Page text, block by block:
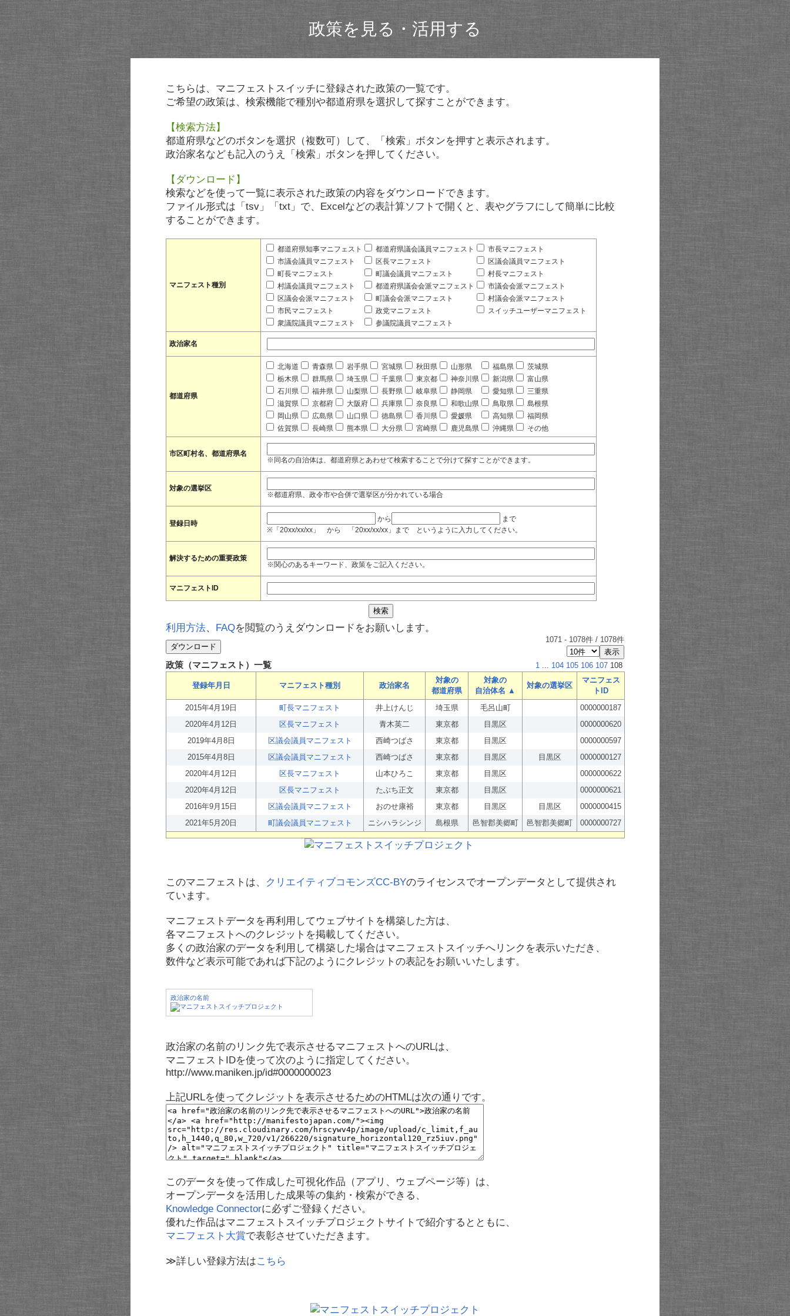
政策を見る・活用する
こちらは、マニフェストスイッチに登録された政策の一覧です。
ご希望の政策は、検索機能で種別や都道府県を選択して探すことができます。
【検索方法】
都道府県などのボタンを選択（複数可）して、「検索」ボタンを押すと表示されます。
政治家名なども記入のうえ「検索」ボタンを押してください。
【ダウンロード】
検索などを使って一覧に表示された政策の内容をダウンロードできます。
ファイル形式は「tsv」「txt」で、Excelなどの表計算ソフトで開くと、表やグラフにして簡単に比較
することができます。
マニフェスト種別
都道府県知事マニフェスト 都道府県議会議員マニフェスト
市長マニフェスト
市議会議員マニフェスト
区長マニフェスト
区議会議員マニフェスト
町長マニフェスト
町議会議員マニフェスト
村長マニフェスト
村議会議員マニフェスト
都道府県議会会派マニフェスト
市議会会派マニフェスト
区議会会派マニフェスト
町議会会派マニフェスト
村議会会派マニフェスト
市民マニフェスト
政党マニフェスト
スイッチユーザーマニフェスト
衆議院議員マニフェスト
参議院議員マニフェスト
政治家名
都道府県
北海道 青森県 岩手県 宮城県 秋田県 山形県 福島県
茨城県
栃木県
群馬県 埼玉県 千葉県 東京都 神奈川県 新潟県
富山県
石川県
福井県 山梨県 長野県 岐阜県 静岡県 愛知県
三重県
滋賀県
京都府 大阪府 兵庫県 奈良県 和歌山県 鳥取県
島根県
岡山県
広島県 山口県 徳島県 香川県 愛媛県 高知県
福岡県
佐賀県
長崎県 熊本県 大分県 宮崎県 鹿児島県 沖縄県 その他
市区町村名、都道府県名
※同名の自治体は、都道府県とあわせて検索することで分けて探すことができます。
対象の選挙区
※都道府県、政令市や合併で選挙区が分かれている場合
登録日時
から
まで
※「20xx/xx/xx」 から 「20xx/xx/xx」まで というように入力してください。
解決するための重要政策
※関心のあるキーワード、政策をご記入ください。
マニフェストID
利用方法、 FAQを閲覧のうえダウンロードをお願いします。
1071 - 1078件 / 1078件
政策（マニフェスト）一覧 1 ... 104 105 106 107 108
登録年月日 マニフェスト種別 政治家名
対象の
都道府県
対象の
自治体名 ▲
対象の選挙区
マニフェス
トID
2015年4月19日
町長マニフェスト 井上けんじ 埼玉県 毛呂山町
0000000187
2020年4月12日
区長マニフェスト 青木英二 東京都 目黒区
0000000620
2019年4月8日
区議会議員マニフェスト 西崎つばさ 東京都 目黒区
0000000597
2015年4月8日
区議会議員マニフェスト 西崎つばさ 東京都 目黒区 目黒区
0000000127
2020年4月12日
区長マニフェスト 山本ひろこ 東京都 目黒区
0000000622
2020年4月12日
区長マニフェスト たぶち正文 東京都 目黒区
0000000621
2016年9月15日
区議会議員マニフェスト おのせ康裕 東京都 目黒区 目黒区
0000000415
2021年5月20日
町議会議員マニフェスト ニシハラシンジ 島根県 邑智郡美郷町 邑智郡美郷町 0000000727
このマニフェストは、 クリエイティブコモンズCC-BYのライセンスでオープンデータとして提供され
ています。
マニフェストデータを再利用してウェブサイトを構築した方は、
各マニフェストへのクレジットを掲載してください。
多くの政治家のデータを利用して構築した場合はマニフェストスイッチへリンクを表示いただき、
数件など表示可能であれば下記のようにクレジットの表記をお願いいたします。
政治家の名前
政治家の名前のリンク先で表示させるマニフェストへのURLは、
マニフェストIDを使って次のように指定してください。
http://www.maniken.jp/id#0000000023
上記URLを使ってクレジットを表示させるためのHTMLは次の通りです。
このデータを使って作成した可視化作品（アプリ、ウェブページ等）は、
オープンデータを活用した成果等の集約・検索ができる、
Knowledge Connectorに必ずご登録ください。
優れた作品はマニフェストスイッチプロジェクトサイトで紹介するとともに、
マニフェスト大賞で表彰させていただきます。
≫詳しい登録方法はこちら